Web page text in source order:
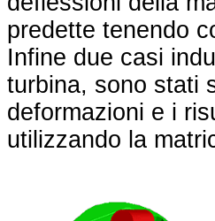
predette tenendo
Infine due casi
turbina, sono stati
deformazioni e i
utilizzando la